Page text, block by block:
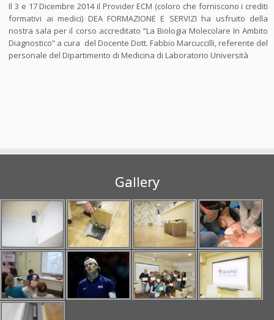
Il 3 e 17 Dicembre 2014 il Provider ECM (coloro che forniscono i crediti
formativi ai medici) DEA FORMAZIONE E SERVIZI ha usfruito della
nostra sala per il corso accreditato “La Biologia Molecolare In Ambito
Diagnostico” a cura del Docente Dott. Fabbio Marcuccilli, referente del
personale del Dipartimento di Medicina di Laboratorio Università
Gallery